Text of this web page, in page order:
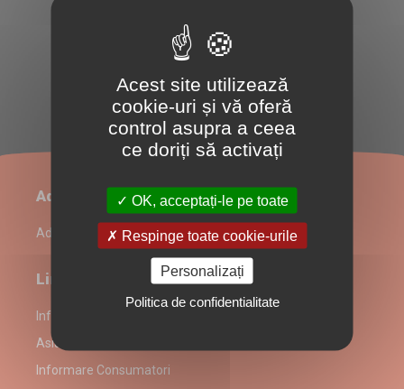
Administrare restaurant
Admin Login
Link-uri utile
Informații despre partenerul Asian Food Delivery
Asian Food Delivery alergeni
Informare Consumatori
Acest site utilizează
cookie-uri și vă oferă
control asupra a ceea
ce doriți să activați
OK, acceptați-le pe toate
Respinge toate cookie-urile
Personalizați
Politica de confidentialitate